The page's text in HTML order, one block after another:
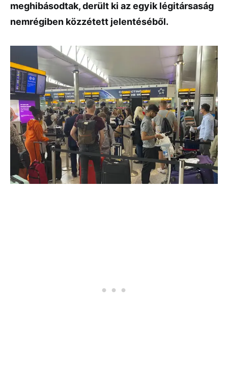
meghibásodtak, derült ki az egyik légitársaság
nemrégiben közzétett jelentéséből.